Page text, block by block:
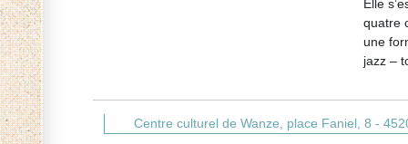
Elle
quatre
une
jazz –
Centre culturel de Wanze, place Faniel, 8 -